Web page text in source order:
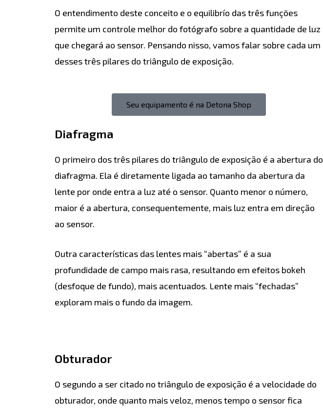
O entendimento deste conceito e o equilibrío das três funções
permite um controle melhor do fotógrafo sobre a quantidade de luz
que chegará ao sensor. Pensando nisso, vamos falar sobre cada um
desses três pilares do triângulo de exposição.
Seu equipamento é na Detona Shop
Diafragma
O primeiro dos três pilares do triângulo de exposição é a abertura do
diafragma. Ela é diretamente ligada ao tamanho da abertura da
lente por onde entra a luz até o sensor. Quanto menor o número,
maior é a abertura, consequentemente, mais luz entra em direção
ao sensor.
Outra características das lentes mais “abertas” é a sua
profundidade de campo mais rasa, resultando em efeitos bokeh
(desfoque de fundo), mais acentuados. Lente mais “fechadas”
exploram mais o fundo da imagem.
Obturador
O segundo a ser citado no triângulo de exposição é a velocidade do
obturador, onde quanto mais veloz, menos tempo o sensor fica